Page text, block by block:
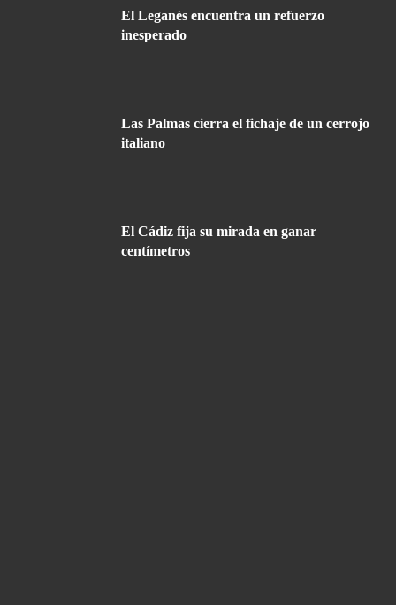
El Leganés encuentra un refuerzo
inesperado
Las Palmas cierra el fichaje de un cerrojo
italiano
El Cádiz fija su mirada en ganar
centímetros